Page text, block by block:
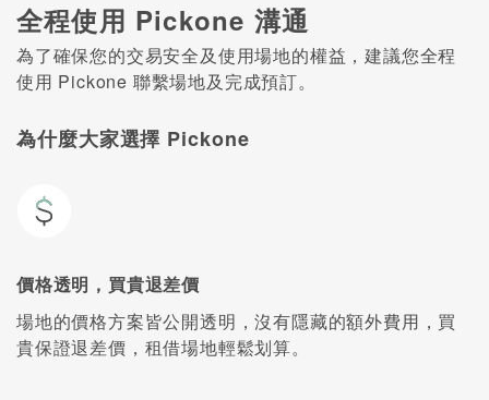
全程使用 Pickone 溝通
為了確保您的交易安全及使用場地的權益，建議您全程
使用 Pickone 聯繫場地及完成預訂。
為什麼大家選擇 Pickone
價格透明，買貴退差價
場地的價格方案皆公開透明，沒有隱藏的額外費用，買
貴保證退差價，租借場地輕鬆划算。